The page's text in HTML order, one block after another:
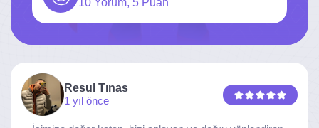
Resul Tınas
1 yıl önce